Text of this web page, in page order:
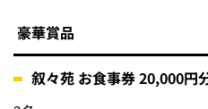
豪華賞品
叙々苑 お食事券 20,000円